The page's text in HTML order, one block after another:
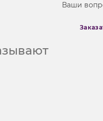
Ваши